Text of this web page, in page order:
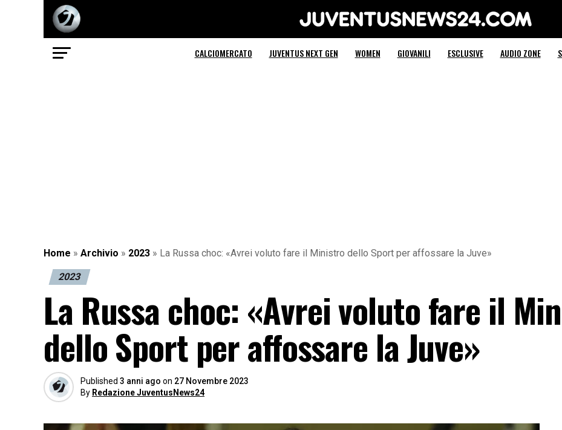
Juventus News 24
CALCIOMERCATO JUVENTUS NEXT GEN WOMEN GIOVANILI ESCLUSIVE AUDIO ZONE
Home » Archivio » 2023 » La Russa choc: «Avrei voluto fare il Ministro dello Sport per affossare la Juve»
2023
La Russa choc: «Avrei voluto fare il
dello Sport per affossare la Juve»
Published 3 anni ago on 27 Novembre 2023
By Redazione JuventusNews24